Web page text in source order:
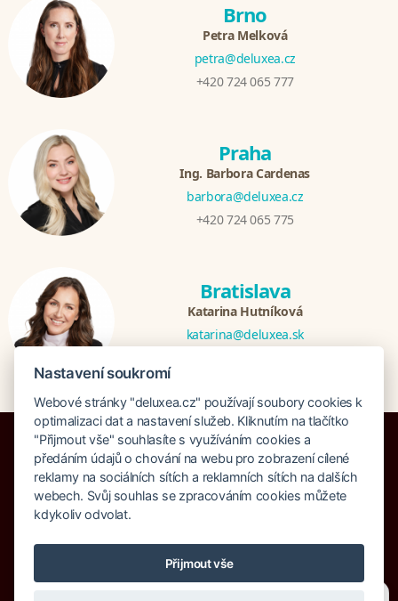
Brno
Petra Melková
petra@deluxea.cz
+420 724 065 777
Praha
Ing. Barbora Cardenas
barbora@deluxea.cz
+420 724 065 775
Bratislava
Katarina Hutníková
katarina@deluxea.sk
Pojištění proti úpadku 125 000 000 Kč
O společnosti
© Copyright DELUXEA a.s. 1995-2026
Nastavení soukromí
Webové stránky "deluxea.cz" používají soubory cookies k
optimalizaci dat a nastavení služeb. Kliknutím na tlačítko
"Přijmout vše" souhlasíte s využíváním cookies a
předáním údajů o chování na webu pro zobrazení cílené
reklamy na sociálních sítích a reklamních sítích na dalších
webech. Svůj souhlas se zpracováním cookies můžete
kdykoliv odvolat.
Přijmout vše